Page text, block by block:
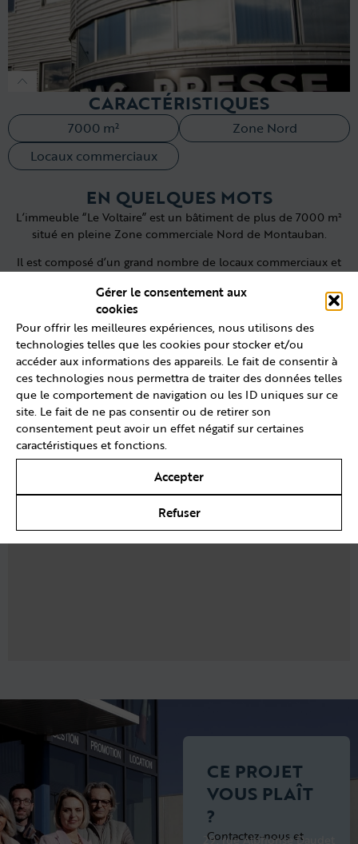
Gérer le consentement aux
cookies
Pour offrir les meilleures expériences, nous utilisons des
technologies telles que les cookies pour stocker et/ou
accéder aux informations des appareils. Le fait de consentir à
ces technologies nous permettra de traiter des données telles
que le comportement de navigation ou les ID uniques sur ce
site. Le fait de ne pas consentir ou de retirer son
consentement peut avoir un effet négatif sur certaines
caractéristiques et fonctions.
Accepter
Refuser
CARACTÉRISTIQUES
7000 m²
Zone Nord
Locaux commerciaux
EN QUELQUES MOTS
L’immeuble “Le Voltaire” est un bâtiment de plus de 7000 m²
situé en pleine Zone commerciale Nord de Montauban.
Il est composé d’un grand nombre de locaux commerciaux et
LOCALISATION
CE PROJET
VOUS PLAÎT
?
Contactez-nous et
29, rue Alphonse Daudet